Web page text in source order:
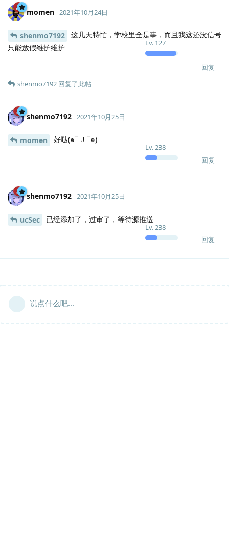
momen
Lv. 127
2021年10月24日
shenmo7192
这几天特忙，学校里全是事，而且我这还没信号
只能放假维护维护
回复
shenmo7192 回复了此帖
shenmo7192
Lv.238
2021年10月25日
momen 好哒(๑‾ ꇴ ‾๑)
回复
shenmo7192
Lv.238
2021年10月25日
ucSec 已经添加了，过审了，等待源推送
回复
说点什么吧...